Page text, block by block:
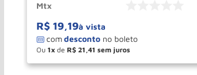
Mtx
R$ 19,19à vista
Ou 1 de R$ 21 41
＋
－ COMPRAR